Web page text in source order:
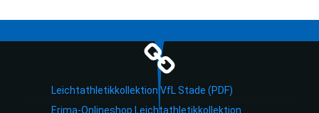
Leichtathletikkollektion VfL Stade (PDF)
Erima-Onlineshop Leichtathletikkollektion